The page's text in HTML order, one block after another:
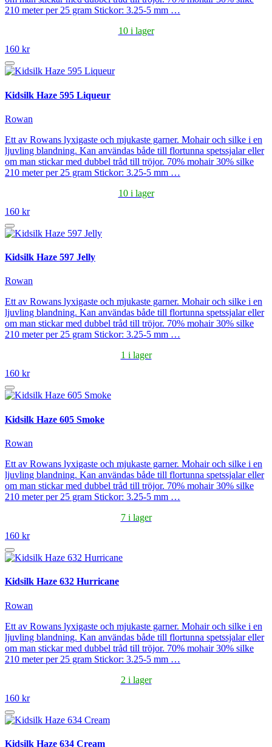
210 meter per 25 gram Stickor: 3.25-5 mm …
10 i lager
160 kr
Kidsilk Haze 595 Liqueur
Rowan
Ett av Rowans lyxigaste och mjukaste garner. Mohair och silke i en
ljuvling blandning. Kan användas både till flortunna spetssjalar eller
om man stickar med dubbel tråd till tröjor. 70% mohair 30% silke
210 meter per 25 gram Stickor: 3.25-5 mm …
10 i lager
160 kr
Kidsilk Haze 597 Jelly
Rowan
Ett av Rowans lyxigaste och mjukaste garner. Mohair och silke i en
ljuvling blandning. Kan användas både till flortunna spetssjalar eller
om man stickar med dubbel tråd till tröjor. 70% mohair 30% silke
210 meter per 25 gram Stickor: 3.25-5 mm …
1 i lager
160 kr
Kidsilk Haze 605 Smoke
Rowan
Ett av Rowans lyxigaste och mjukaste garner. Mohair och silke i en
ljuvling blandning. Kan användas både till flortunna spetssjalar eller
om man stickar med dubbel tråd till tröjor. 70% mohair 30% silke
210 meter per 25 gram Stickor: 3.25-5 mm …
7 i lager
160 kr
Kidsilk Haze 632 Hurricane
Rowan
Ett av Rowans lyxigaste och mjukaste garner. Mohair och silke i en
ljuvling blandning. Kan användas både till flortunna spetssjalar eller
om man stickar med dubbel tråd till tröjor. 70% mohair 30% silke
210 meter per 25 gram Stickor: 3.25-5 mm …
2 i lager
160 kr
Kidsilk Haze 634 Cream